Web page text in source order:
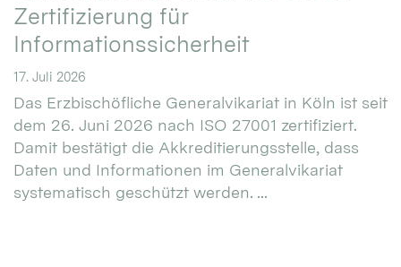
Zertifizierung für
Informationssicherheit
17. Juli 2026
Das Erzbischöfliche Generalvikariat in Köln ist seit
dem 26. Juni 2026 nach ISO 27001 zertifiziert.
Damit bestätigt die Akkreditierungsstelle, dass
Daten und Informationen im Generalvikariat
systematisch geschützt werden. ...